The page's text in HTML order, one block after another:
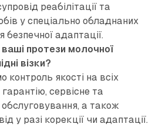
реабілітації та
у спеціально обладнаних
безпечної адаптації.
ваші протези молочної
візки?
контроль якості на всіх
гарантію, сервісне та
обслуговування, а також
у разі корекції чи адаптації.